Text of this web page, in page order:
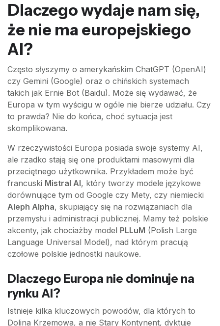
Dlaczego wydaje nam się,
że nie ma europejskiego
AI?
Często słyszymy o amerykańskim ChatGPT (OpenAI)
czy Gemini (Google) oraz o chińskich systemach
takich jak Ernie Bot (Baidu). Może się wydawać, że
Europa w tym wyścigu w ogóle nie bierze udziału. Czy
to prawda? Nie do końca, choć sytuacja jest
skomplikowana.
W rzeczywistości Europa posiada swoje systemy AI,
ale rzadko stają się one produktami masowymi dla
przeciętnego użytkownika. Przykładem może być
francuski Mistral AI, który tworzy modele językowe
dorównujące tym od Google czy Mety, czy niemiecki
Aleph Alpha, skupiający się na rozwiązaniach dla
przemysłu i administracji publicznej. Mamy też polskie
akcenty, jak chociażby model PLLuM (Polish Large
Language Universal Model), nad którym pracują
czołowe polskie jednostki naukowe.
Dlaczego Europa nie dominuje na
rynku AI?
Istnieje kilka kluczowych powodów, dla których to
Dolina Krzemowa, a nie Stary Kontynent, dyktuje